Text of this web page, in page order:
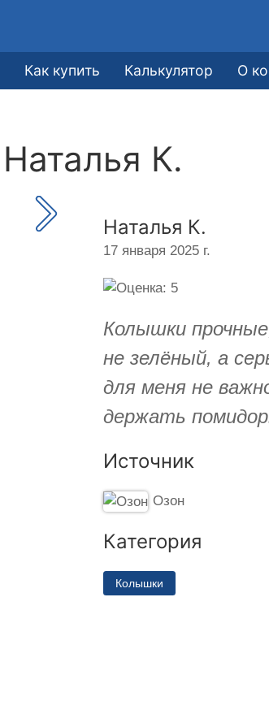
Как купить Калькулятор О
Наталья К.
Наталья К.
17 января 2025 г.
Колышки
не зелёный, а
для меня не
держать
Источник
Озон
Категория
Колышки